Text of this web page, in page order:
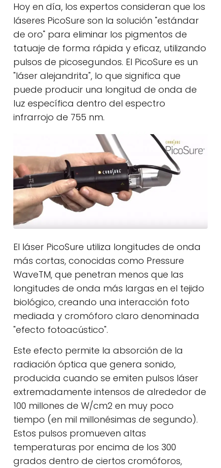
Hoy en día, los expertos consideran que los
láseres PicoSure son la solución "estándar
de oro" para eliminar los pigmentos de
tatuaje de forma rápida y eficaz, utilizando
pulsos de picosegundos. El PicoSure es un
"láser alejandrita", lo que significa que
puede producir una longitud de onda de
luz específica dentro del espectro
infrarrojo de 755 nm.
El láser PicoSure utiliza longitudes de onda
más cortas, conocidas como Pressure
WaveTM, que penetran menos que las
longitudes de onda más largas en el tejido
biológico, creando una interacción foto
mediada y cromóforo claro denominada
"efecto fotoacústico".
Este efecto permite la absorción de la
radiación óptica que genera sonido,
producida cuando se emiten pulsos láser
extremadamente intensos de alrededor de
100 millones de W/cm2 en muy poco
tiempo (en mil millonésimas de segundo).
Estos pulsos promueven altas
temperaturas por encima de los 300
grados dentro de ciertos cromóforos,